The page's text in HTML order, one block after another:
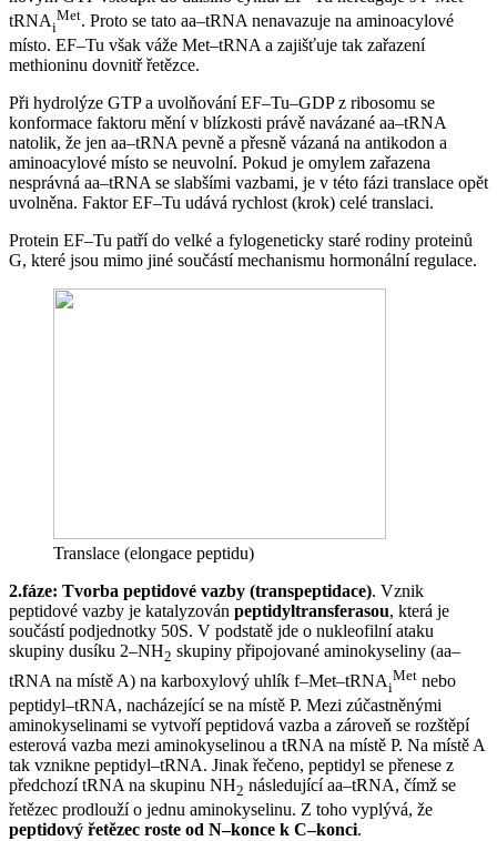
tRNAi
Met. Proto se tato aa–tRNA nenavazuje na aminoacylové
místo. EF–Tu však váže Met–tRNA a zajišťuje tak zařazení
methioninu dovnitř řetězce.
Při hydrolýze GTP a uvolňování EF–Tu–GDP z ribosomu se
konformace faktoru mění v blízkosti právě navázané aa–tRNA
natolik, že jen aa–tRNA pevně a přesně vázaná na antikodon a
aminoacylové místo se neuvolní. Pokud je omylem zařazena
nesprávná aa–tRNA se slabšími vazbami, je v této fázi translace opět
uvolněna. Faktor EF–Tu udává rychlost (krok) celé translaci.
Protein EF–Tu patří do velké a fylogeneticky staré rodiny proteinů
G, které jsou mimo jiné součástí mechanismu hormonální regulace.
Translace (elongace peptidu)
2.fáze: Tvorba peptidové vazby (transpeptidace). Vznik
peptidové vazby je katalyzován peptidyltransferasou, která je
součástí podjednotky 50S. V podstatě jde o nukleofilní ataku
skupiny dusíku 2–NH2 skupiny připojované aminokyseliny (aa–
tRNA na místě A) na karboxylový uhlík f–Met–tRNAi
Met nebo
peptidyl–tRNA, nacházející se na místě P. Mezi zúčastněnými
aminokyselinami se vytvoří peptidová vazba a zároveň se rozštěpí
esterová vazba mezi aminokyselinou a tRNA na místě P. Na místě A
tak vznikne peptidyl–tRNA. Jinak řečeno, peptidyl se přenese z
předchozí tRNA na skupinu NH2 následující aa–tRNA, čímž se
řetězec prodlouží o jednu aminokyselinu. Z toho vyplývá, že
peptidový řetězec roste od N–konce k C–konci.